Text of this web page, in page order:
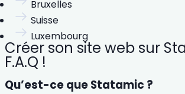
Bruxelles
Suisse
Luxembourg
Créer son site web sur
F.A.Q !
Qu’est-ce que Statamic ?